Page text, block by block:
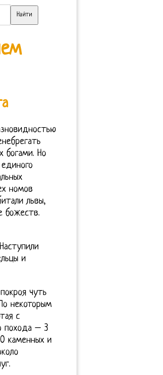
богами. Но
номов
львы,
божеств.
и
чуть
некоторым
с
похода – 3
каменных и